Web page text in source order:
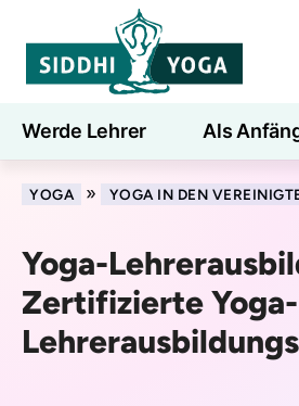
Werde Lehrer Als
Blog Lernen
YOGA » YOGA IN DEN
Yoga-
Zertifizierte Yoga-